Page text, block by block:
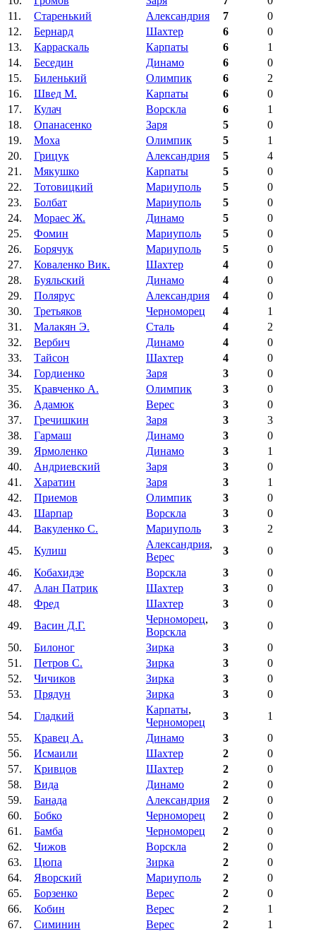
11.
Старенький Александрия 7
0
12.
Бернард Шахтер 6
0
13.
Карраскаль Карпаты 6
1
14.
Беседин Динамо 6
0
15.
Биленький Олимпик 6
2
16.
Швед М. Карпаты 6
0
17.
Кулач Ворскла 6
1
18.
Опанасенко Заря 5
0
19.
Моха Олимпик 5
1
20.
Грицук Александрия 5
4
21.
Мякушко Карпаты 5
0
22.
Тотовицкий Мариуполь 5
0
23.
Болбат Мариуполь 5
0
24.
Мораес Ж. Динамо 5
0
25.
Фомин Мариуполь 5
0
26.
Борячук Мариуполь 5
0
27.
Коваленко Вик. Шахтер 4
0
28.
Буяльский Динамо 4
0
29.
Полярус Александрия 4
0
30.
Третьяков Черноморец 4
1
31.
Малакян Э. Сталь 4
2
32.
Вербич Динамо 4
0
33.
Тайсон Шахтер 4
0
34.
Гордиенко Заря 3
0
35.
Кравченко А. Олимпик 3
0
36.
Адамюк Верес 3
0
37.
Гречишкин Заря 3
3
38.
Гармаш Динамо 3
0
39.
Ярмоленко Динамо 3
1
40.
Андриевский Заря 3
0
41.
Харатин Заря 3
1
42.
Приемов Олимпик 3
0
43.
Шарпар Ворскла 3
0
44.
Вакуленко С. Мариуполь 3
2
45.
Кулиш
Александрия,
Верес
3
0
46.
Кобахидзе Ворскла 3
0
47.
Алан Патрик Шахтер 3
0
48.
Фред Шахтер 3
0
49.
Васин Д.Г.
Черноморец,
Ворскла
3
0
50.
Билоног Зирка 3
0
51.
Петров С. Зирка 3
0
52.
Чичиков Зирка 3
0
53.
Прядун Зирка 3
0
54.
Гладкий
Карпаты,
Черноморец
3
1
55.
Кравец А. Динамо 3
0
56.
Исмаили Шахтер 2
0
57.
Кривцов Шахтер 2
0
58.
Вида Динамо 2
0
59.
Банада Александрия 2
0
60.
Бобко Черноморец 2
0
61.
Бамба Черноморец 2
0
62.
Чижов Ворскла 2
0
63.
Цюпа Зирка 2
0
64.
Яворский Мариуполь 2
0
65.
Борзенко Верес 2
0
66.
Кобин Верес 2
1
67.
Симинин Верес 2
1